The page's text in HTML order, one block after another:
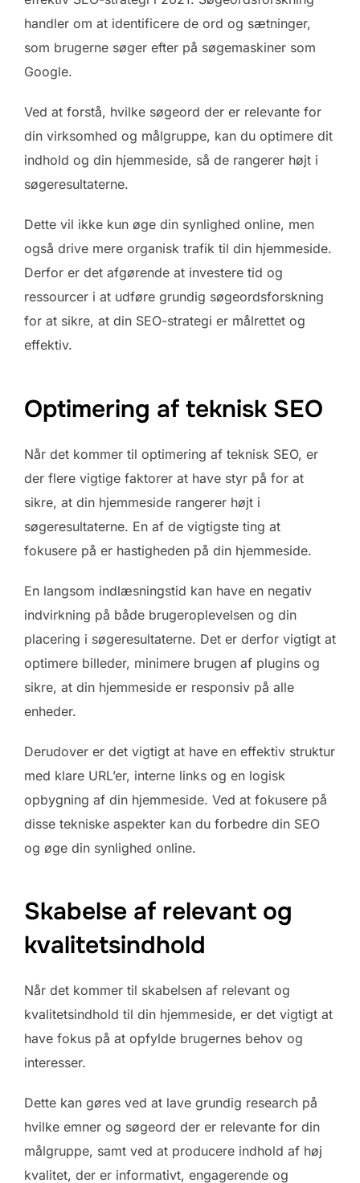
handler om at identificere de ord og sætninger,
som brugerne søger efter på søgemaskiner som
Google.
Ved at forstå, hvilke søgeord der er relevante for
din virksomhed og målgruppe, kan du optimere dit
indhold og din hjemmeside, så de rangerer højt i
søgeresultaterne.
Dette vil ikke kun øge din synlighed online, men
også drive mere organisk trafik til din hjemmeside.
Derfor er det afgørende at investere tid og
ressourcer i at udføre grundig søgeordsforskning
for at sikre, at din SEO-strategi er målrettet og
effektiv.
Optimering af teknisk SEO
Når det kommer til optimering af teknisk SEO, er
der flere vigtige faktorer at have styr på for at
sikre, at din hjemmeside rangerer højt i
søgeresultaterne. En af de vigtigste ting at
fokusere på er hastigheden på din hjemmeside.
En langsom indlæsningstid kan have en negativ
indvirkning på både brugeroplevelsen og din
placering i søgeresultaterne. Det er derfor vigtigt at
optimere billeder, minimere brugen af plugins og
sikre, at din hjemmeside er responsiv på alle
enheder.
Derudover er det vigtigt at have en effektiv struktur
med klare URL’er, interne links og en logisk
opbygning af din hjemmeside. Ved at fokusere på
disse tekniske aspekter kan du forbedre din SEO
og øge din synlighed online.
Skabelse af relevant og
kvalitetsindhold
Når det kommer til skabelsen af relevant og
kvalitetsindhold til din hjemmeside, er det vigtigt at
have fokus på at opfylde brugernes behov og
interesser.
Dette kan gøres ved at lave grundig research på
hvilke emner og søgeord der er relevante for din
målgruppe, samt ved at producere indhold af høj
kvalitet, der er informativt, engagerende og